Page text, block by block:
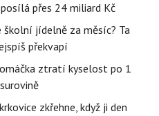
přes 24 miliard Kč
školní jídelně za měsíc? Ta
překvapí
ztratí kyselost po 1
zkřehne, když ji den